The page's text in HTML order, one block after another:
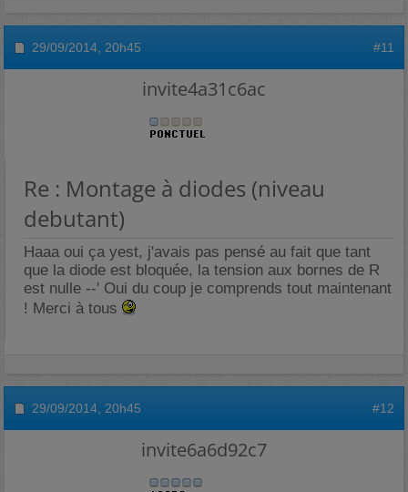
29/09/2014, 20h45 #11
invite4a31c6ac
Re : Montage à diodes (niveau
debutant)
Haaa oui ça yest, j'avais pas pensé au fait que tant
que la diode est bloquée, la tension aux bornes de R
est nulle --' Oui du coup je comprends tout maintenant
! Merci à tous
29/09/2014, 20h45 #12
invite6a6d92c7